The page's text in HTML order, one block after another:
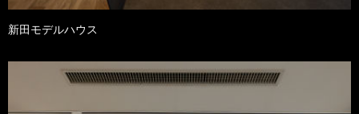
新田モデルハウス